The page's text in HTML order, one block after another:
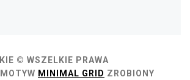
© WSZELKIE PRAWA
MOTYW MINIMAL GRID ZROBIONY